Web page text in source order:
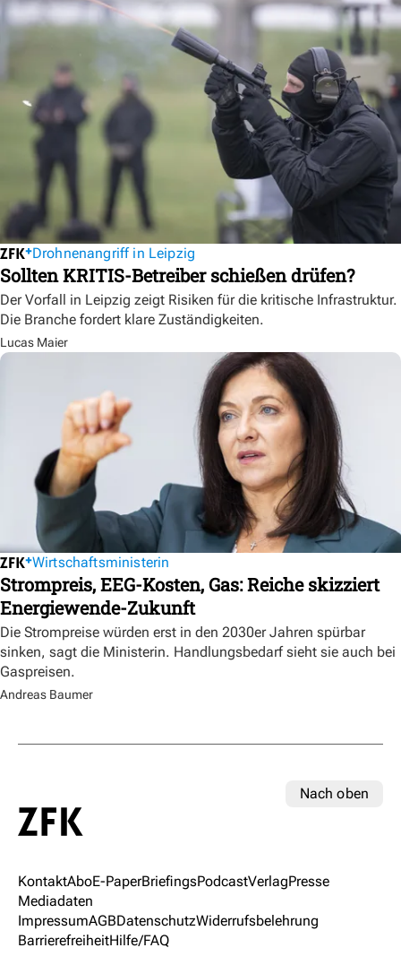
Drohnenangriff in Leipzig
Sollten KRITIS-Betreiber schießen drüfen?
Der Vorfall in Leipzig zeigt Risiken für die kritische Infrastruktur.
Die Branche fordert klare Zuständigkeiten.
Lucas Maier
Wirtschaftsministerin
Strompreis, EEG-Kosten, Gas: Reiche skizziert
Energiewende-Zukunft
Die Strompreise würden erst in den 2030er Jahren spürbar
sinken, sagt die Ministerin. Handlungsbedarf sieht sie auch bei
Gaspreisen.
Andreas Baumer
Nach oben
KontaktAboE-PaperBriefingsPodcastVerlagPresse
Mediadaten
ImpressumAGBDatenschutzWiderrufsbelehrung
BarrierefreiheitHilfe/FAQ